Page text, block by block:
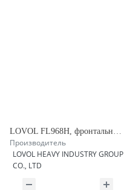
Производитель
LOVOL HEAVY INDUSTRY GROUP
CO., LTD